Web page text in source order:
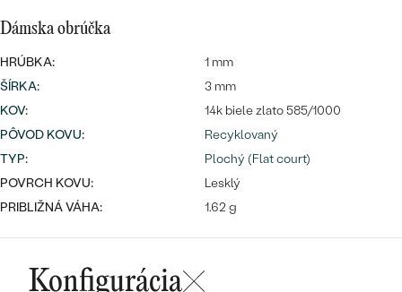
Dámska obrúčka
HRÚBKA:
1 mm
ŠÍRKA:
3 mm
KOV:
14k biele zlato 585/1000
PÔVOD KOVU:
Recyklovaný
TYP:
Plochý (Flat court)
POVRCH KOVU:
Lesklý
PRIBLIŽNÁ VÁHA:
1.62 g
Konfigurácia